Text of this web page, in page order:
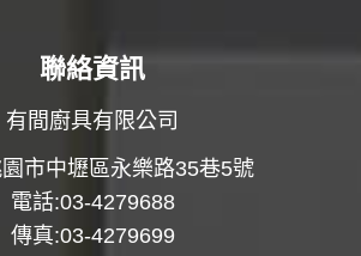
聯絡資訊
有間廚具有限公司
市中壢區永樂路35巷5號
電話:03-4279688
傳真:03-4279699